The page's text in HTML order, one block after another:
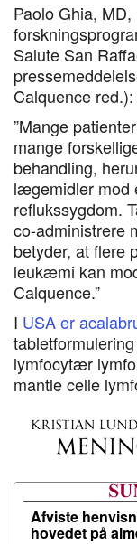
Paolo Ghia,
Salute San
Calquence red.):
”Mange
mange
behandling,
lægemidler mod
reflukssygdom.
co-administrere
betyder, at flere
leukæmi kan
Calquence.”
I USA er
lymfocytær
mantle celle
Afviste
hovedet på